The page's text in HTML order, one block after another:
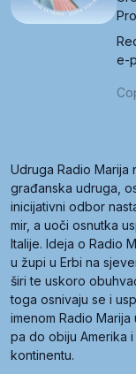
e-
Udruga Radio
građanska udruga,
inicijativni odbor
mir, a uoči osnutka
Italije. Ideja o Radio
u župi u Erbi na
širi te uskoro
toga osnivaju se i
imenom Radio
pa do obiju Amerika
kontinentu.